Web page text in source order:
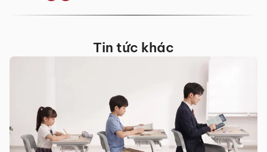
Tin tức khác